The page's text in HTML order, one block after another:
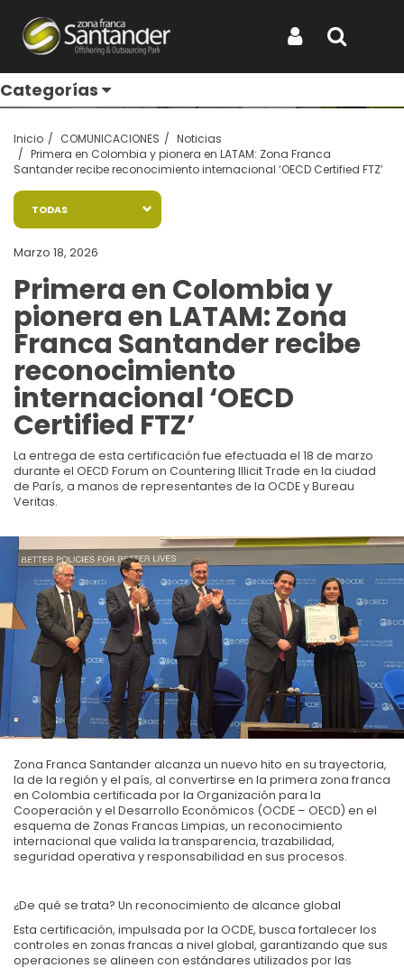
Categorías
Entérate de todo
Inicio COMUNICACIONES
Noticias
Primera en Colombia y pionera en LATAM: Zona Franca
Santander recibe reconocimiento internacional ‘OECD Certified FTZ’
TODAS
Marzo 18, 2026
Primera en Colombia y
pionera en LATAM: Zona
Franca Santander recibe
reconocimiento
internacional ‘OECD
Certified FTZ’
La entrega de esta certificación fue efectuada el 18 de marzo
durante el OECD Forum on Countering Illicit Trade en la ciudad
de París, a manos de representantes de la OCDE y Bureau
Veritas.
Zona Franca Santander alcanza un nuevo hito en su trayectoria,
la de la región y el país, al convertirse en la primera zona franca
en Colombia certificada por la Organización para la
Cooperación y el Desarrollo Económicos (OCDE – OECD) en el
esquema de Zonas Francas Limpias, un reconocimiento
internacional que valida la transparencia, trazabilidad,
seguridad operativa y responsabilidad en sus procesos.
¿De qué se trata? Un reconocimiento de alcance global
Esta certificación, impulsada por la OCDE, busca fortalecer los
controles en zonas francas a nivel global, garantizando que sus
operaciones se alineen con estándares utilizados por las